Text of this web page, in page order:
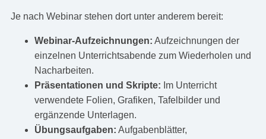
Je nach Webinar stehen dort unter anderem bereit:
Webinar-Aufzeichnungen: Aufzeichnungen der
einzelnen Unterrichtsabende zum Wiederholen und
Nacharbeiten.
Präsentationen und Skripte: Im Unterricht
verwendete Folien, Grafiken, Tafelbilder und
ergänzende Unterlagen.
Übungsaufgaben: Aufgabenblätter,